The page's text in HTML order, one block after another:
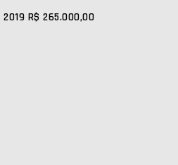
2019 R$ 265.000,00